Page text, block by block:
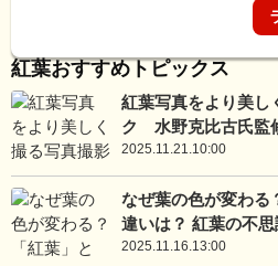
紅葉おすすめトピックス
紅葉写真をより美し
ク 水野克比古氏監
2025.11.21.10:00
なぜ葉の色が変わる
違いは？ 紅葉の不思
2025.11.16.13:00